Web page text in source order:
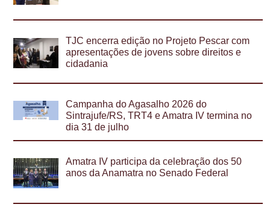
TJC encerra edição no Projeto Pescar com
apresentações de jovens sobre direitos e
cidadania
Campanha do Agasalho 2026 do
Sintrajufe/RS, TRT4 e Amatra IV termina no
dia 31 de julho
Amatra IV participa da celebração dos 50
anos da Anamatra no Senado Federal